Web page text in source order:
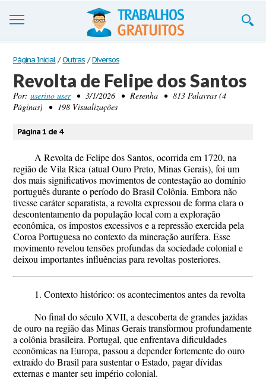
Trabalhos
Cadastre-se
Entre
Blog
Contate-nos
Página Inicial / Outras / Diversos
Revolta de Felipe dos Santos
Por: userino user• 3/1/2026 • Resenha • 813 Palavras (4
Páginas) • 198 Visualizações
Página 1 de 4
A Revolta de Felipe dos Santos, ocorrida em 1720, na
região deVila Rica (atual Ouro Preto, Minas Gerais), foi um
dos mais significativos movimentos de contestação ao domínio
português durante o período doBrasil Colônia. Embora não
tivesse caráter separatista, a revolta expressou de forma clara o
descontentamento da população local com a exploração
econômica, os impostos excessivos e a repressão exercida pela
Coroa Portuguesa no contexto da mineração aurífera. Esse
movimento revelou tensões profundas da sociedade colonial e
deixou importantes influências para revoltas posteriores.
1. Contexto histórico: os acontecimentos antes da revolta
No final do século XVII, a descoberta de grandes jazidas
deouro na região das Minas Gerais transformou profundamente
a colônia brasileira. Portugal, que enfrentava dificuldades
econômicas na Europa, passou a depender fortemente do ouro
extraído do Brasil para sustentar o Estado, pagar dívidas
externas e manter seu império colonial.